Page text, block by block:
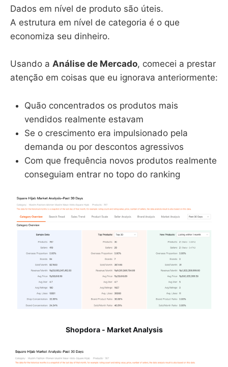
Dados em nível de produto são úteis.
A estrutura em nível de categoria é o que
economiza seu dinheiro.
Usando a Análise de Mercado, comecei a prestar
atenção em coisas que eu ignorava anteriormente:
Quão concentrados os produtos mais
vendidos realmente estavam
Se o crescimento era impulsionado pela
demanda ou por descontos agressivos
Com que frequência novos produtos realmente
conseguiam entrar no topo do ranking
Shopdora - Market Analysis